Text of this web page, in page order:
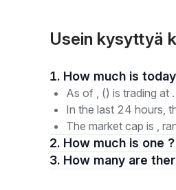
Usein kysyttyä
1. How much is
As of , () is trading at .
In the last 24 hours,
The market cap is ,
2. How much is one ?
3. How many are